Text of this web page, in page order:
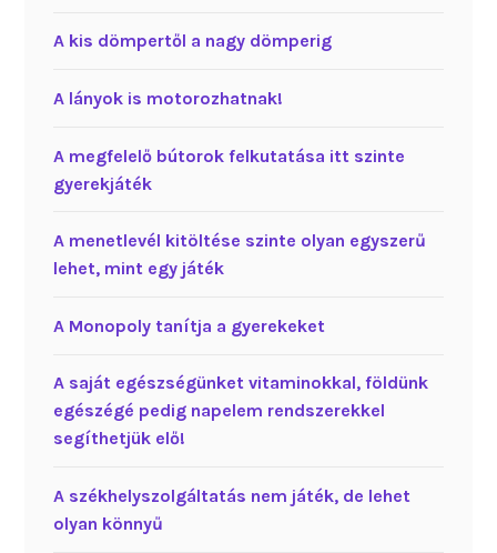
A kis dömpertől a nagy dömperig
A lányok is motorozhatnak!
A megfelelő bútorok felkutatása itt szinte
gyerekjáték
A menetlevél kitöltése szinte olyan egyszerű
lehet, mint egy játék
A Monopoly tanítja a gyerekeket
A saját egészségünket vitaminokkal, földünk
egészégé pedig napelem rendszerekkel
segíthetjük elő!
A székhelyszolgáltatás nem játék, de lehet
olyan könnyű